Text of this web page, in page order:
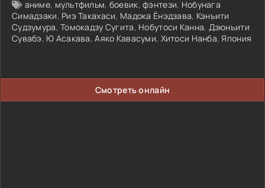
аниме, мультфильм, боевик,фэнтези, Нобунага
Симадзаки, Риэ Такахаси, Мадока Ёнэдзава, Кэнъити
Судзумура,Томокадзу Сугита, Нобутоси Канна, Дзюнъити
Сувабэ, Ю Асакава,Аяко Кавасуми, Хитоси Нанба,Япония
Смотреть онлайн